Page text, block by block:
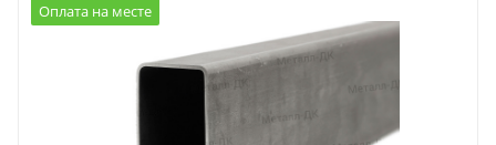
Оплата на месте